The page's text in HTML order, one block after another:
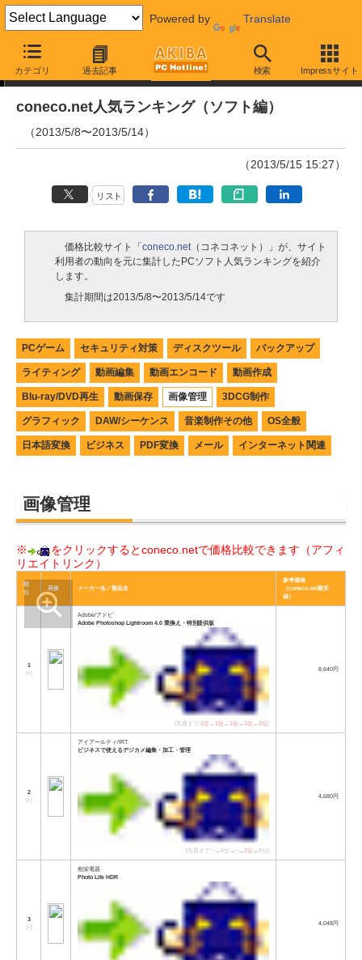
Powered by Translate
カテゴリ 過去記事 検索 Impressサイト
ランキング
coneco.net人気ランキング（ソフト編）
（2013/5/8〜2013/5/14）
（2013/5/15 15:27）
リスト
価格比較サイト「 coneco.net（コネコネット）」が、サイト
利用者の動向を元に集計したPCソフト人気ランキングを紹介
します。
集計期間は2013/5/8〜2013/5/14です
PCゲーム セキュリティ対策 ディスクツール バックアップ
ライティング 動画編集 動画エンコード 動画作成
Blu-ray/DVD再生 動画保存 画像管理 3DCG制作
グラフィック DAW/シーケンス 音楽制作その他 OS全般
日本語変換 ビジネス PDF変換 メール インターネット関連
画像管理
※
をクリックするとconeco.netで価格比較できます（アフィ
リエイトリンク）
順
位
画像 メーカー名／製品名
参考価格
（coneco.net最安
値）
1
[↑]
Adobe/アドビ
Adobe Photoshop Lightroom 4.0 乗換え・特別提供版
[先週まで:1位 →1位 →1位 →1位 →2位]
8,640円
2
[↑]
アイアールティ/IRT
ビジネスで使えるデジカメ編集・加工・管理
[先週まで:−→6位→−→2位 →8位]
4,680円
3
[↑]
相栄電器
Photo Life HDR
4,048円